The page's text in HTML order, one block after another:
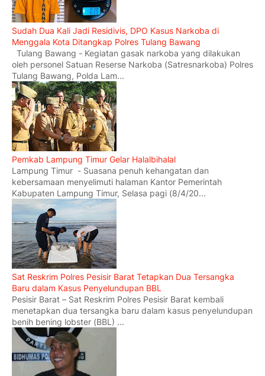
Sudah Dua Kali Jadi Residivis, DPO Kasus Narkoba di
Menggala Kota Ditangkap Polres Tulang Bawang
Tulang Bawang - Kegiatan gasak narkoba yang dilakukan
oleh personel Satuan Reserse Narkoba (Satresnarkoba) Polres
Tulang Bawang, Polda Lam...
Pemkab Lampung Timur Gelar Halalbihalal
Lampung Timur - Suasana penuh kehangatan dan
kebersamaan menyelimuti halaman Kantor Pemerintah
Kabupaten Lampung Timur, Selasa pagi (8/4/20...
Sat Reskrim Polres Pesisir Barat Tetapkan Dua Tersangka
Baru dalam Kasus Penyelundupan BBL
Pesisir Barat – Sat Reskrim Polres Pesisir Barat kembali
menetapkan dua tersangka baru dalam kasus penyelundupan
benih bening lobster (BBL) ...